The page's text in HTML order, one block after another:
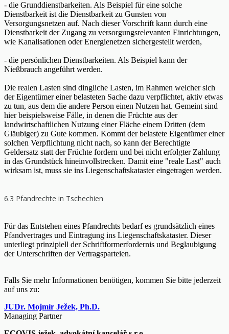
- die Grunddienstbarkeiten. Als Beispiel für eine solche
Dienstbarkeit ist die Dienstbarkeit zu Gunsten von
Versorgungsnetzen auf. Nach dieser Vorschrift kann durch eine
Dienstbarkeit der Zugang zu versorgungsrelevanten Einrichtungen,
wie Kanalisationen oder Energienetzen sichergestellt werden,
- die persönlichen Dienstbarkeiten. Als Beispiel kann der
Nießbrauch angeführt werden.
Die realen Lasten sind dingliche Lasten, im Rahmen welcher sich
der Eigentümer einer belasteten Sache dazu verpflichtet, aktiv etwas
zu tun, aus dem die andere Person einen Nutzen hat. Gemeint sind
hier beispielsweise Fälle, in denen die Früchte aus der
landwirtschaftlichen Nutzung einer Fläche einem Dritten (dem
Gläubiger) zu Gute kommen. Kommt der belastete Eigentümer einer
solchen Verpflichtung nicht nach, so kann der Berechtigte
Geldersatz statt der Früchte fordern und bei nicht erfolgter Zahlung
in das Grundstück hineinvollstrecken. Damit eine "reale Last" auch
wirksam ist, muss sie ins Liegenschaftskataster eingetragen werden.
6.3 Pfandrechte in Tschechien
Für das Entstehen eines Pfandrechts bedarf es grundsätzlich eines
Pfandvertrages und Eintragung ins Liegenschaftskataster. Dieser
unterliegt prinzipiell der Schriftformerfordernis und Beglaubigung
der Unterschriften der Vertragsparteien.
Falls Sie mehr Informationen benötigen, kommen Sie bitte jederzeit
auf uns zu:
JUDr. Mojmír Ježek, Ph.D.
Managing Partner